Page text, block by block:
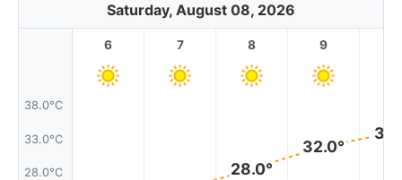
Saturday, August 08, 2026
38.0°C
33.0°C
28.0°C
6 7 8
28.0°
9
32.0°